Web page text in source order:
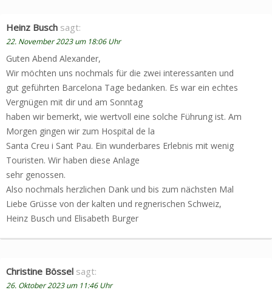
Heinz Busch sagt:
22. November 2023 um 18:06 Uhr
Guten Abend Alexander,
Wir möchten uns nochmals für die zwei interessanten und
gut geführten Barcelona Tage bedanken. Es war ein echtes
Vergnügen mit dir und am Sonntag
haben wir bemerkt, wie wertvoll eine solche Führung ist. Am
Morgen gingen wir zum Hospital de la
Santa Creu i Sant Pau. Ein wunderbares Erlebnis mit wenig
Touristen. Wir haben diese Anlage
sehr genossen.
Also nochmals herzlichen Dank und bis zum nächsten Mal
Liebe Grüsse von der kalten und regnerischen Schweiz,
Heinz Busch und Elisabeth Burger
Christine Bössel sagt:
26. Oktober 2023 um 11:46 Uhr